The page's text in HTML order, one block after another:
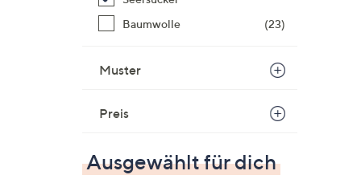
Baumwolle
(23)
Muster
Preis
Ausgewählt für dich